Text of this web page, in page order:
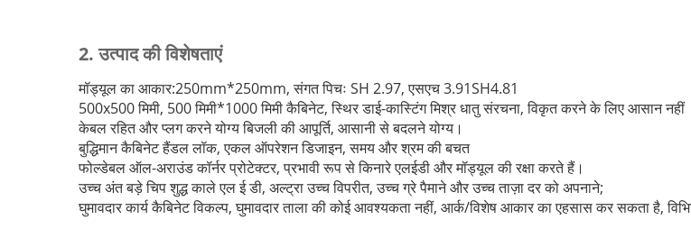
2. उत्पाद की विशेषताएं
मॉड्यूल का आकार:250mm*250mm, संगत पिचः SH 2.97, एसएच 3.91SH4.81
500x500 मिमी, 500 मिमी*1000 मिमी कैबिनेट, स्थिर डाई-कास्टिंग मिश्र धातु संरचना, विकृत करने के लिए आसान नहीं
केबल रहित और प्लग करने योग्य बिजली की आपूर्ति, आसानी से बदलने योग्य।
बुद्धिमान कैबिनेट हैंडल लॉक, एकल ऑपरेशन डिजाइन, समय और श्रम की बचत
फोल्डेबल ऑल-अराउंड कॉर्नर प्रोटेक्टर, प्रभावी रूप से किनारे एलईडी और मॉड्यूल की रक्षा करते हैं।
उच्च अंत बड़े चिप शुद्ध काले एल ई डी, अल्ट्रा उच्च विपरीत, उच्च ग्रे पैमाने और उच्च ताज़ा दर को अपनाने;
घुमावदार कार्य कैबिनेट विकल्प, घुमावदार ताला की कोई आवश्यकता नहीं, आर्क/विशेष आकार का एहसास कर सकता है,